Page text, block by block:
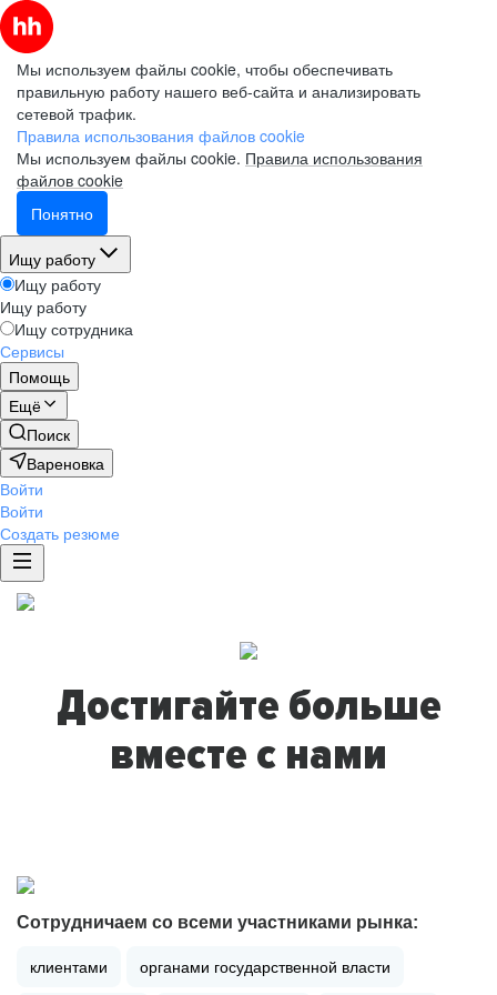
Мы используем файлы cookie, чтобы обеспечивать
правильную работу нашего веб-сайта и анализировать
сетевой трафик.
Правила использования файлов cookie
Мы используем файлы cookie. Правила использования
файлов cookie
Понятно
Ищу работу
Ищу работу
Ищу работу
Ищу сотрудника
Сервисы
Помощь
Ещё
Поиск
Вареновка
Войти
Войти
Создать резюме
Достигайте больше
вместе с нами
Сотрудничаем со всеми участниками рынка:
клиентами органами государственной власти